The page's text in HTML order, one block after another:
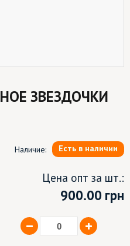
ЗВЕЗДОЧКИ
Наличие: Есть в наличии
Цена опт за шт.:
900.00 грн